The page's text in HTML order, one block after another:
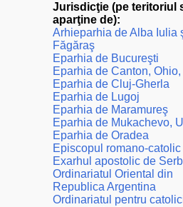
Jurisdicţie (pe teritoriul
aparţine de):
Arhieparhia de Alba Iulia
Făgăraş
Eparhia de Bucureşti
Eparhia de Canton,
Eparhia de Cluj-Gherla
Eparhia de Lugoj
Eparhia de Maramureş
Eparhia de Mukachevo,
Eparhia de Oradea
Episcopul romano-catolic
Exarhul apostolic de
Ordinariatul Oriental din
Republica Argentina
Ordinariatul pentru